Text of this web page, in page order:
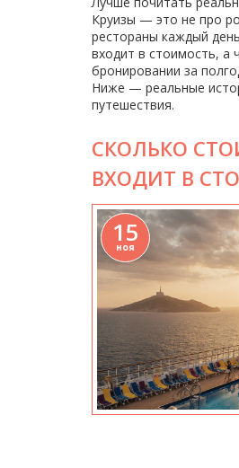
Круизы — это не про
рестораны каждый
входит в стоимость, а
бронировании за
Ниже — реальные
путешествия.
СКОЛЬКО
ВХОДИТ В
15
ноя